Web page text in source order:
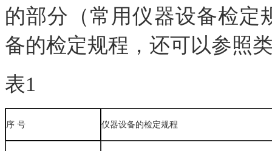
的部分（常用仪器设备检定
备的检定规程，还可以参照
表1
序 号 仪器设备的检定规程